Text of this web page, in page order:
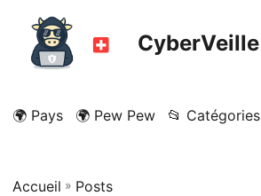
CyberVeille
🌍 Pays 🌍 Pew Pew 📂 Catégories
Accueil » Posts